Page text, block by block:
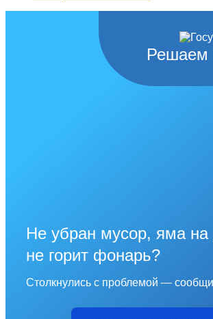
Решаем
Не убран мусор, яма на
не горит фонарь?
Столкнулись с проблемой —